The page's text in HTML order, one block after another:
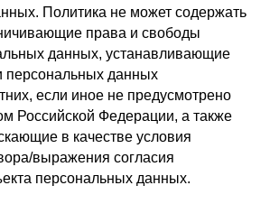
Политика не может содержать
права и свободы
данных, устанавливающие
персональных данных
если иное не предусмотрено
Российской Федерации, а также
в качестве условия
выражения согласия
персональных данных.